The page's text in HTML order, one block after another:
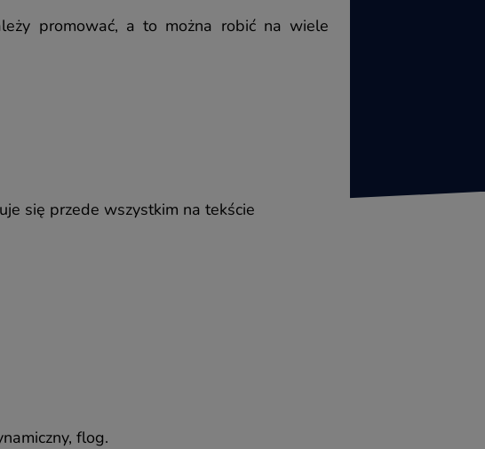
promować, a to można robić na wiele
się przede wszystkim na tekście
flog.